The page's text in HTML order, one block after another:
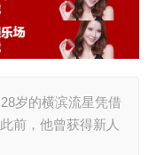
岁的横滨流星凭借
前，他曾获得新人